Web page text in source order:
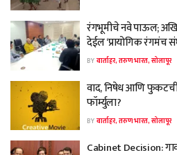
रंगभूमीचे नवे पाऊल;
देईल ‘प्रायोगिक रंगमंच
BYवार्ताहर, तरुण भारत, सोलापूर
वाद, निषेध आणि फुकटची
फॉर्म्युला?
BYवार्ताहर, तरुण भारत, सोलापूर
Cabinet Decision: